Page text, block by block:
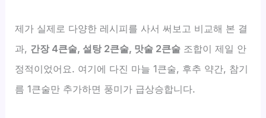
제가 실제로 다양한 레시피를 사서 써보고 비교해 본 결
과, 간장 4큰술, 설탕 2큰술, 맛술 2큰술 조합이 제일 안
정적이었어요. 여기에 다진 마늘 1큰술, 후추 약간, 참기
름 1큰술만 추가하면 풍미가 급상승합니다.